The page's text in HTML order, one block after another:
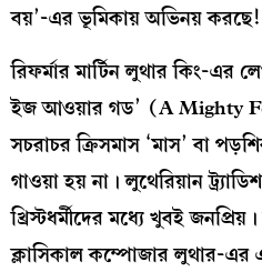
বয়’-এর ভূমিকায় অভিনয় করছে!
রিফর্মার মার্টিন লুথার কিং-এর
ইজ আওয়ার গড’ (A Mighty
সচরাচর ক্রিসমাস ‘মাস’ বা
গাওয়া হয় না। লুথেরিয়ান
খ্রিস্টধর্মীদের মধ্যে খুবই
ক্লাসিকাল কম্পোজার লুথার-এর